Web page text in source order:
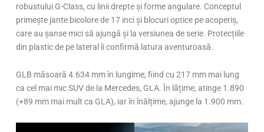
robustului G-Class, cu linii drepte și forme angulare. Conceptul
primește jante bicolore de 17 inci și blocuri optice pe acoperiș,
care au șanse mici să ajungă și la versiunea de serie. Protecțiile
din plastic de pe lateral îi confirmă latura aventuroasă.
GLB măsoară 4.634 mm în lungime, fiind cu 217 mm mai lung
ca cel mai mic SUV de la Mercedes, GLA. În lățime, atinge 1.890
(+89 mm mai mult ca GLA), iar în înălțime, ajunge la 1.900 mm.